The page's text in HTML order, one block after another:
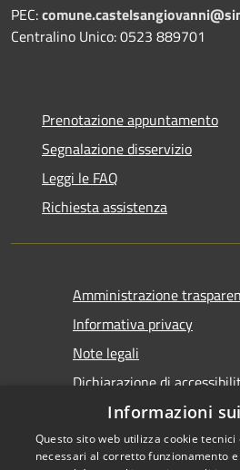
PEC:
Centralino Unico: 0523 889701
Prenotazione appuntamento
Segnalazione disservizio
Leggi le FAQ
Richiesta assistenza
Amministrazione
Informativa privacy
Note legali
Dichiarazione di
Informazioni
Questo sito web utilizza cookie
necessari al corretto funzionamento